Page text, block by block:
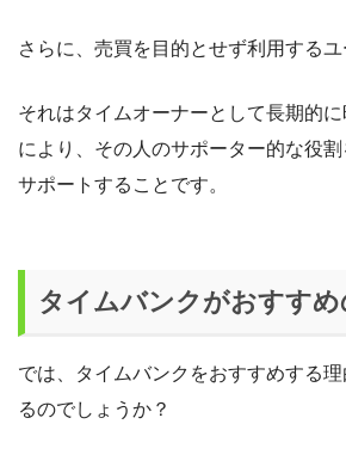
さらに、売買を目的とせず利用するユ
それはタイムオーナーとして長期的
により、その人のサポーター的な役
サポートすることです。
タイムバンクがおすすめ
では、タイムバンクをおすすめする
るのでしょうか？